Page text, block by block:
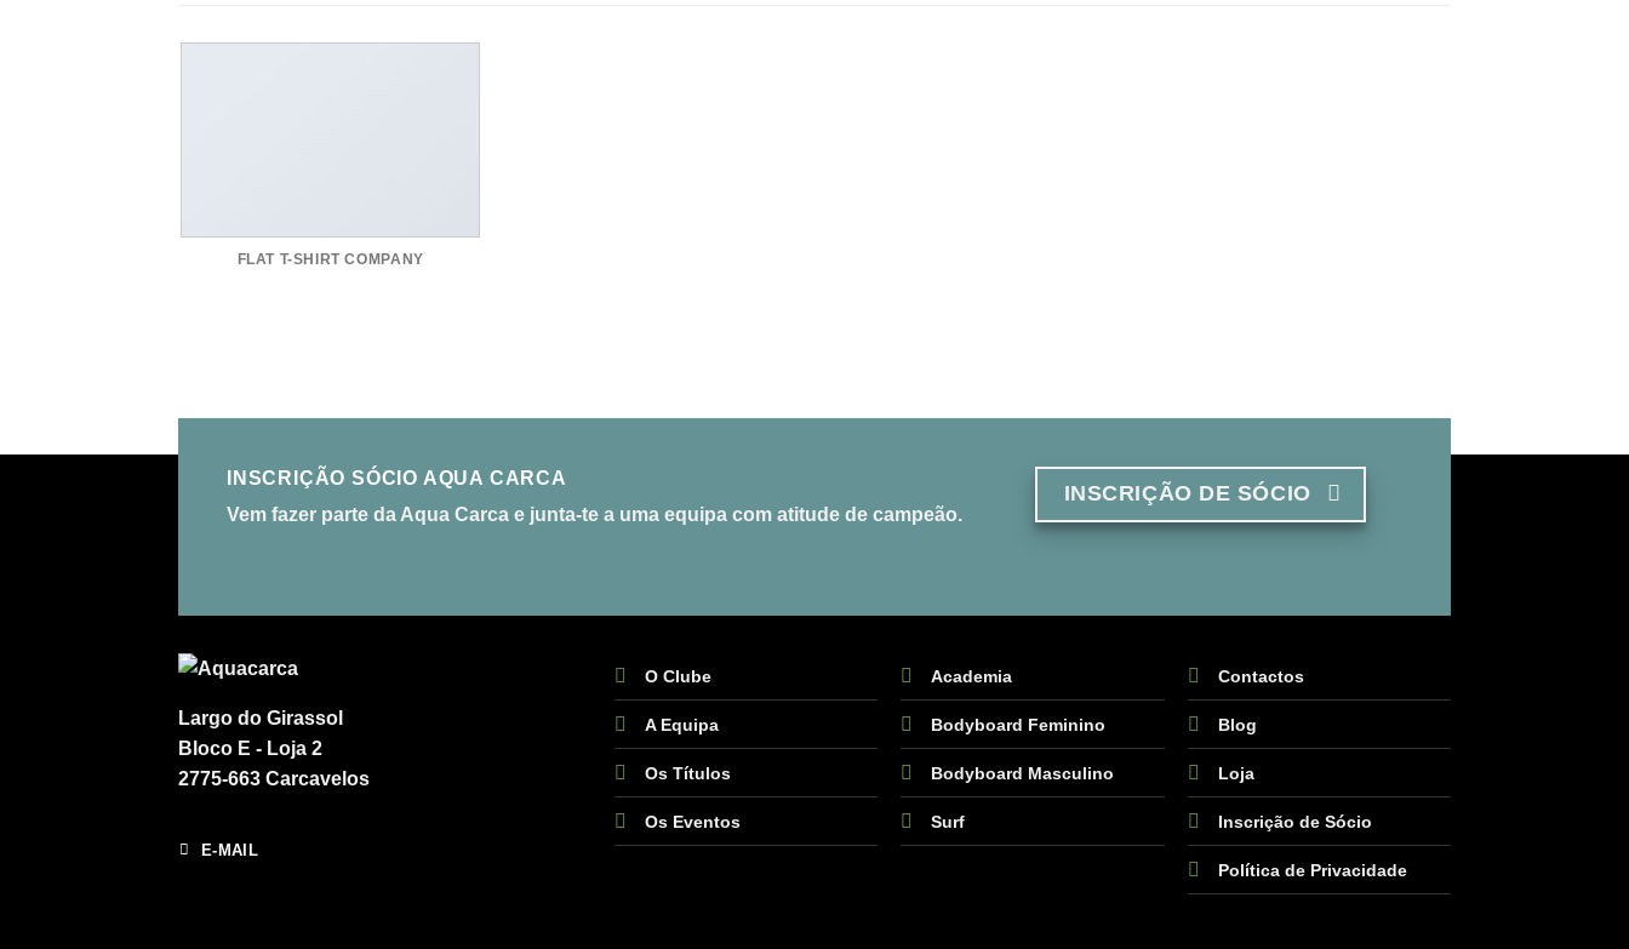
FLAT T-SHIRT COMPANY
INSCRIÇÃO SÓCIO AQUA CARCA
Vem fazer parte da Aqua Carca e junta-te a uma equipa com atitude de campeão.
INSCRIÇÃO DE SÓCIO
Largo do Girassol
Bloco E - Loja 2
2775-663 Carcavelos
E-MAIL
O Clube
A Equipa
Os Títulos
Os Eventos
Academia
Bodyboard Feminino
Bodyboard Masculino
Surf
Contactos
Blog
Loja
Inscrição de Sócio
Política de Privacidade